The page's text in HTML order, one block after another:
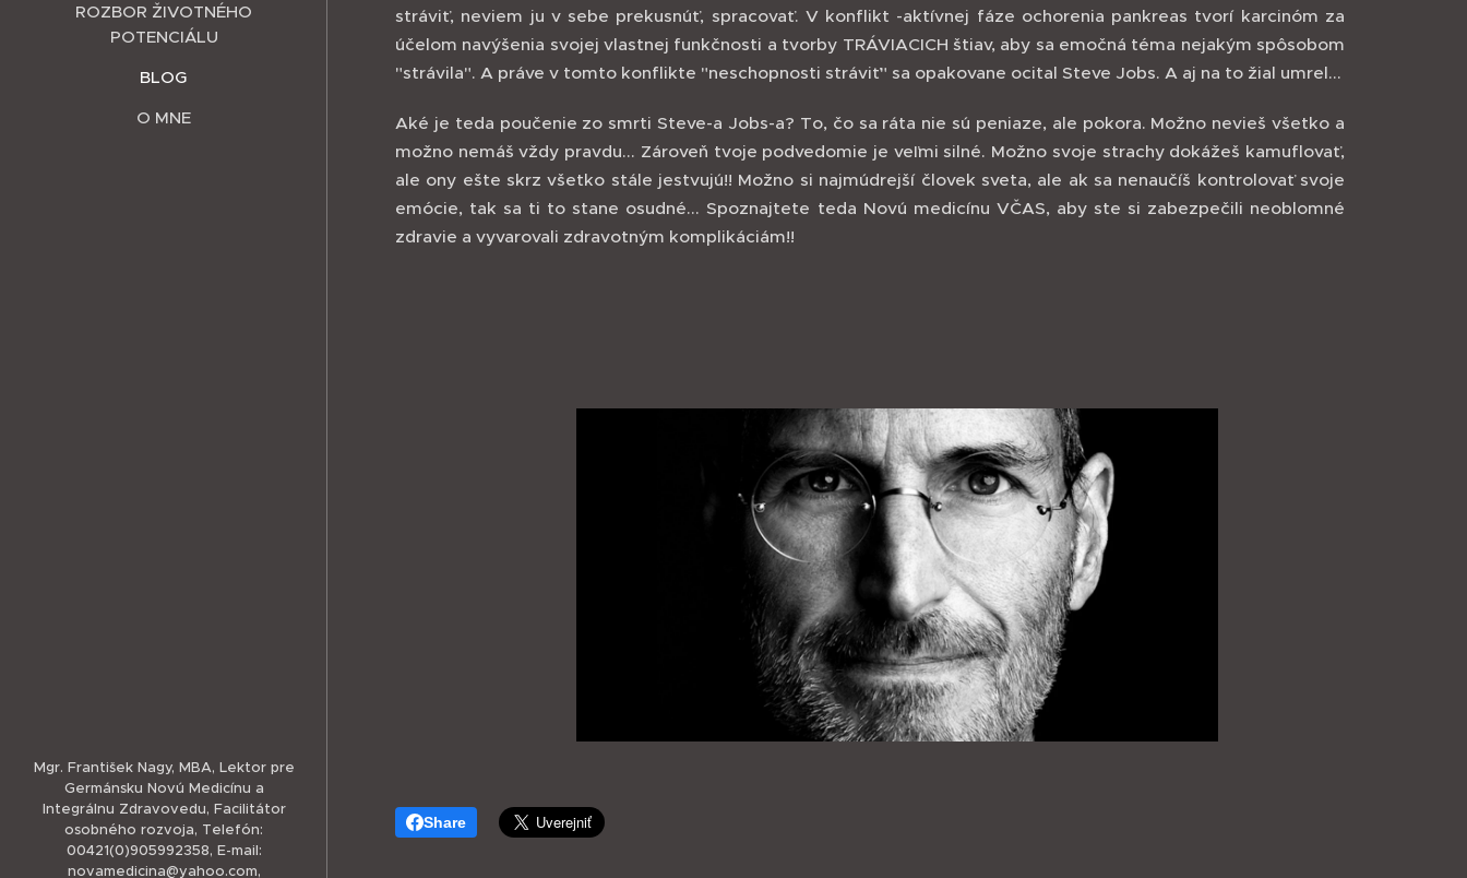
ROZBOR ŽIVOTNÉHO
POTENCIÁLU
BLOG
O MNE
stráviť, neviem ju v sebe prekusnúť, spracovať. V konflikt -aktívnej fáze ochorenia pankreas tvorí karcinóm za
účelom navýšenia svojej vlastnej funkčnosti a tvorby TRÁVIACICH štiav, aby sa emočná téma nejakým spôsobom
"strávila". A práve v tomto konflikte "neschopnosti stráviť" sa opakovane ocital Steve Jobs. A aj na to žial umrel...
Aké je teda poučenie zo smrti Steve-a Jobs-a? To, čo sa ráta nie sú peniaze, ale pokora. Možno nevieš všetko a
možno nemáš vždy pravdu... Zároveň tvoje podvedomie je veľmi silné. Možno svoje strachy dokážeš kamuflovať,
ale ony ešte skrz všetko stále jestvujú!! Možno si najmúdrejší človek sveta, ale ak sa nenaučíš kontrolovať svoje
emócie, tak sa ti to stane osudné... Spoznajtete teda Novú medicínu VČAS, aby ste si zabezpečili neoblomné
zdravie a vyvarovali zdravotným komplikáciám!!
Share
Mgr. František Nagy, MBA, Lektor pre
Germánsku Novú Medicínu a
Integrálnu Zdravovedu, Facilitátor
osobného rozvoja, Telefón:
00421(0)905992358, E-mail:
novamedicina@yahoo.com,